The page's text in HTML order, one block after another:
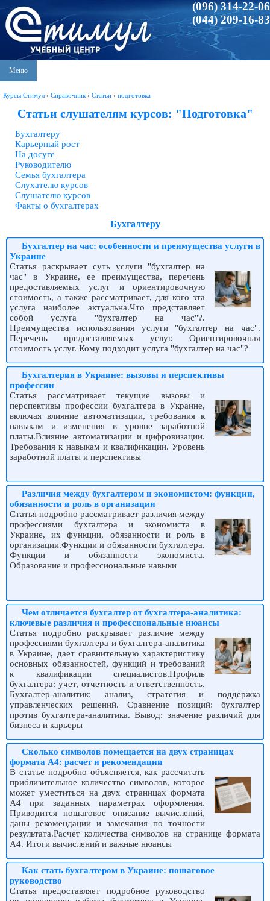
(096) 314-22-06
(044) 209-16-83
Меню
Курсы Стимул › Справочник › Статьи › подготовка
Статьи слушателям курсов: "Подготовка"
Бухгалтеру
Карьерный рост
На досуге
Руководителю
Семья бухгалтера
Слухателю курсов
Слушателю курсов
Факты о бухгалтерах
Бухгалтеру
Бухгалтер на час: особенности и преимущества услуги в
Украине
Статья раскрывает суть услуги "бухгалтер на
час" в Украине, ее преимущества, перечень
предоставляемых услуг и ориентировочную
стоимость, а также рассматривает, для кого эта
услуга наиболее актуальна.Что представляет
собой услуга "бухгалтер на час"?.
Преимущества использования услуги "бухгалтер на час".
Перечень предоставляемых услуг. Ориентировочная
стоимость услуг. Кому подходит услуга "бухгалтер на час"?
Бухгалтерия в Украине: вызовы и перспективы
профессии
Статья рассматривает текущие вызовы и
перспективы профессии бухгалтера в Украине,
включая влияние автоматизации, требования к
навыкам и изменения в уровне заработной
платы.Влияние автоматизации и цифровизации.
Требования к навыкам и квалификации. Уровень
заработной платы и перспективы
Различия между бухгалтером и экономистом: функции,
обязанности и роль в организации
Статья подробно рассматривает различия между
профессиями бухгалтера и экономиста в
Украине, их функции, обязанности и роль в
организации.Функции и обязанности бухгалтера.
Функции и обязанности экономиста.
Образование и профессиональные навыки
Чем отличается бухгалтер от бухгалтера-аналитика:
ключевые различия и профессиональные нюансы
Статья подробно раскрывает различие между
профессиями бухгалтера и бухгалтера-аналитика
в Украине, дает сравнительную характеристику
основных обязанностей, функций и требований
к квалификации специалистов.Профиль
бухгалтера: учет, отчетность и ответственность.
Бухгалтер-аналитик: анализ, стратегия и поддержка
управленческих решений. Сравнение позиций: бухгалтер
против бухгалтера-аналитика. Вывод: значение различий для
бизнеса и карьеры
Сколько символов помещается на двух страницах
формата A4: расчет и рекомендации
В статье подробно объясняется, как рассчитать
приблизительное количество символов, которое
может уместиться на двух страницах формата
А4 при заданных параметрах оформления.
Приводится пошаговое описание вычислений,
даны рекомендации и замечания по точности
результата.Расчет количества символов на странице формата
A4. Итоги вычислений и важные нюансы
Как стать бухгалтером в Украине: пошаговое
руководство
Статья предоставляет подробное руководство